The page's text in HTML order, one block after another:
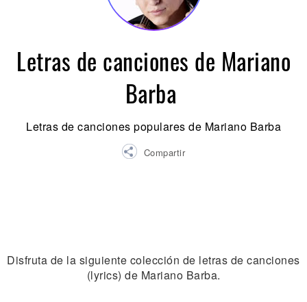
Letras de canciones de Mariano
Barba
Letras de canciones populares de Mariano Barba
Compartir
Disfruta de la siguiente colección de letras de canciones
(lyrics) de Mariano Barba.